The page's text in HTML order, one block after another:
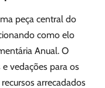
peça central do
como elo
Anual. O
vedações para os
arrecadados